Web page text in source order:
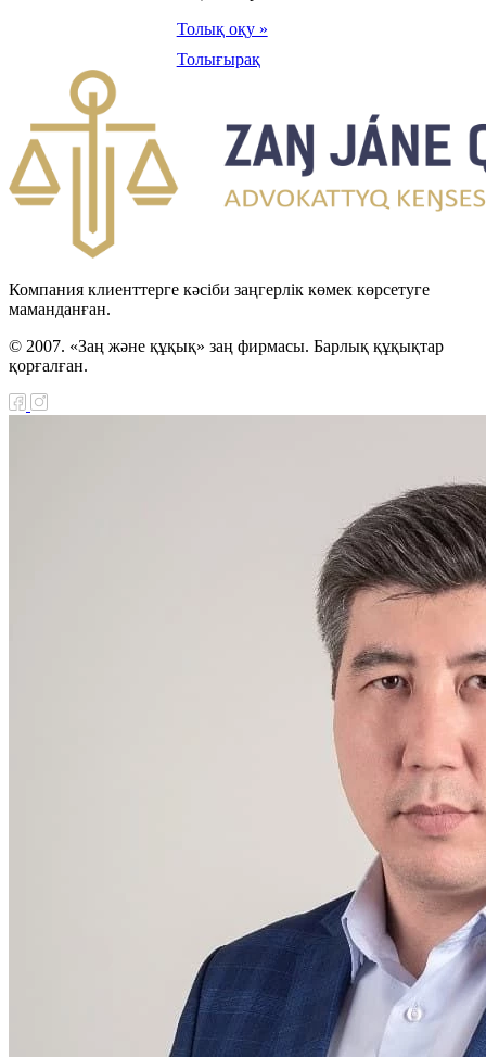
Толық оқу »
Толығырақ
Компания клиенттерге кәсіби заңгерлік көмек көрсетуге
маманданған.
© 2007. «Заң және құқық» заң фирмасы. Барлық құқықтар
қорғалған.